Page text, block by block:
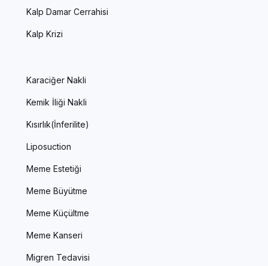
Kalp Damar Cerrahisi
Kalp Krizi
Karaciğer Nakli
Kemik İliği Nakli
Kısırlık(İnferilite)
Liposuction
Meme Estetiği
Meme Büyütme
Meme Küçültme
Meme Kanseri
Migren Tedavisi